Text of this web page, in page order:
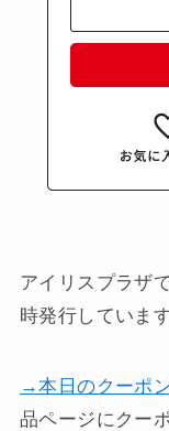
アイリスプラザ
時発行しています
→本日のクーポ
品ページにクー